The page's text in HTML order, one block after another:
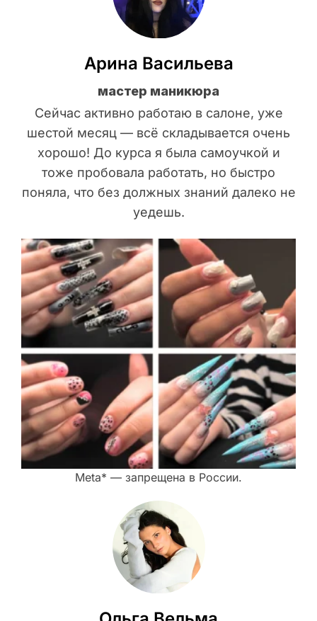
Арина Васильева
мастер маникюра
Сейчас активно работаю в салоне, уже
шестой месяц — всё складывается очень
хорошо! До курса я была самоучкой и
тоже пробовала работать, но быстро
поняла, что без должных знаний далеко не
уедешь.
Meta* — запрещена в России.